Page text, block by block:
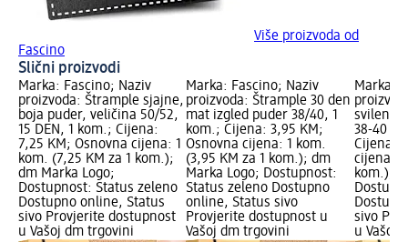
Više proizvoda od
Fascino
Slični proizvodi
Marka: Fascino; Naziv
proizvoda: Štrample sjajne,
boja puder, veličina 50/52,
15 DEN, 1 kom.; Cijena:
7,25 KM; Osnovna cijena: 1
kom. (7,25 KM za 1 kom.);
dm Marka Logo;
Dostupnost: Status zeleno
Dostupno online, Status
sivo Provjerite dostupnost
u Vašoj dm trgovini
Marka: Fascino; Naziv
proizvoda: Štrample 30 den
mat izgled puder 38/40, 1
kom.; Cijena: 3,95 KM;
Osnovna cijena: 1 kom.
(3,95 KM za 1 kom.); dm
Marka Logo; Dostupnost:
Status zeleno Dostupno
online, Status sivo
Provjerite dostupnost u
Vašoj dm trgovini
Marka:
38-40 -
Cijena:
cijena: 1
kom.);
sivo
u Vašoj